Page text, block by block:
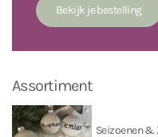
Assortiment
Seizoenen &